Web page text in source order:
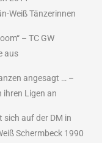
Weiß Tänzerinnen
– TC GW
aus
angesagt … –
ihren Ligen an
auf der DM in
Schermbeck 1990